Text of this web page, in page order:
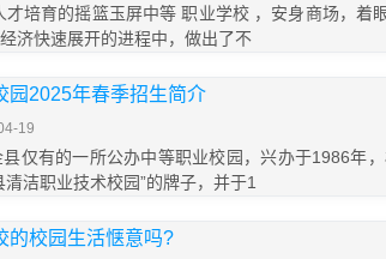
培育的摇篮玉屏中等 职业学校 ，安身商场，着
济快速展开的进程中，做出了不
园2025年春季招生简介
19
仅有的一所公办中等职业校园，兴办于1986年
洁职业技术校园”的牌子，并于1
的校园生活惬意吗?